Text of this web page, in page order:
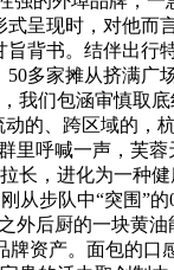
呈现时，对他
背书。结伴出行
多家摊从挤满广
们包涵审慎取
的、跨区域的，
呼喊一声，芙
长，进化为一种
步队中“突围”
外后厨的一块黄
资产。面包的